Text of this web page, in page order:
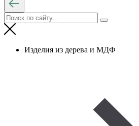
Изделия из дерева и МДФ